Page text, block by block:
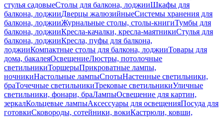
стулья садовыеСтолы для балкона, лоджииШкафы для
балкона, лоджииДверцы жалюзийныеСистемы хранения для
балкона, лоджииЖурнальные столы, столы-книгиТумбы для
балкона, лоджииКресла-качалки, кресла-маятникиСтулья для
балкона, лоджииКресла, пуфы для балкона,
лоджииКомпактные столы для балкона, лоджииТовары для
дома, бакалеяОсвещениеЛюстры, потолочные
светильникиТоршерыПрикроватные лампы,
ночникиНастольные лампыСпотыНастенные светильники,
браТочечные светильникиТрековые светильникиУличные
светильники, фонари, браЛампыОсвещение для картин,
зеркалКольцевые лампыАксессуары для освещенияПосуда для
готовкиСковороды, сотейники, вокиКастрюли, ковши,